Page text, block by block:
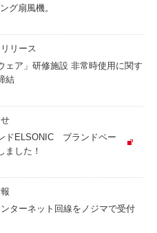
グ扇風機。
リース
ェア」研修施設 非常時使用に関す
結
ドELSONIC ブランドペー
した！
ターネット回線をノジマで受付